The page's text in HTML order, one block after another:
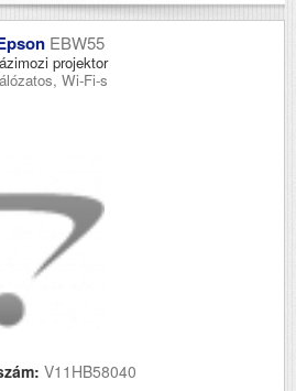
EBW55
projektor
Wi-Fi-s
V11HB58040